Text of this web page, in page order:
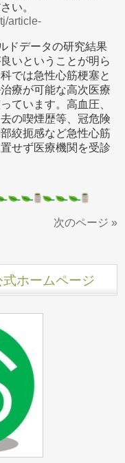
い。
article-
ドデータの研究結果
いということが明ら
では急性心筋梗塞と
療が可能な高次医療
ています。高血圧、
の喫煙歴等、冠危険
絞扼感など急性心筋
せず医療機関を受診
次のページ »
ホームページ